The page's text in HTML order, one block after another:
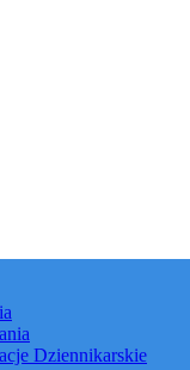
Dziennikarskie